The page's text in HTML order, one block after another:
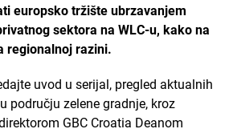
europsko tržište ubrzavanjem
sektora na WLC-u, kako na
regionalnoj razini.
uvod u serijal, pregled aktualnih
području zelene gradnje, kroz
GBC Croatia Deanom